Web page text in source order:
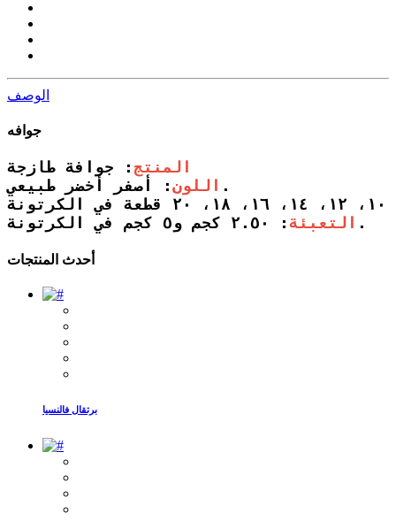
الوصف
جوافه
المنتج
اللون: أصفر أخضر طبيعي.
التعبئة : ٢.٥٠ كجم و٥ كجم في الكرتونة.
أحدث المنتجات
برتقال فالنسيا